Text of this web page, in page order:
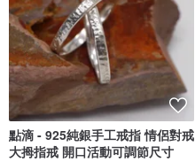
點滴 - 925純銀手工戒指 情侶對戒
大拇指戒 開口活動可調節尺寸